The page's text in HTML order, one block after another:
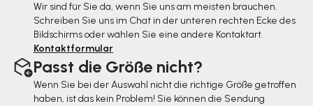
Wir sind für Sie da, wenn Sie uns am meisten brauchen.
Schreiben Sie uns im Chat in der unteren rechten Ecke des
Bildschirms oder wählen Sie eine andere Kontaktart.
Kontaktformular
Passt die Größe nicht?
Wenn Sie bei der Auswahl nicht die richtige Größe getroffen
haben, ist das kein Problem! Sie können die Sendung